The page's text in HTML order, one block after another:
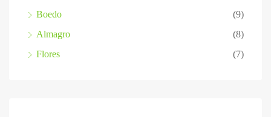
Boedo
(9)
Almagro
(8)
Flores
(7)